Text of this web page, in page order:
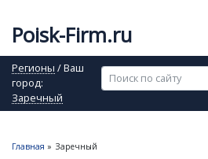
Poisk-Firm.ru
Регионы / Ваш
город:
Заречный
Главная » Заречный